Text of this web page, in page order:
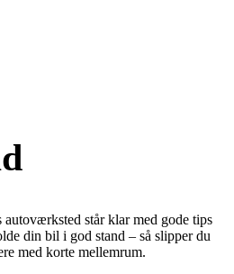
autoværksted står klar med gode tips
din bil i god stand – så slipper du
med korte mellemrum.